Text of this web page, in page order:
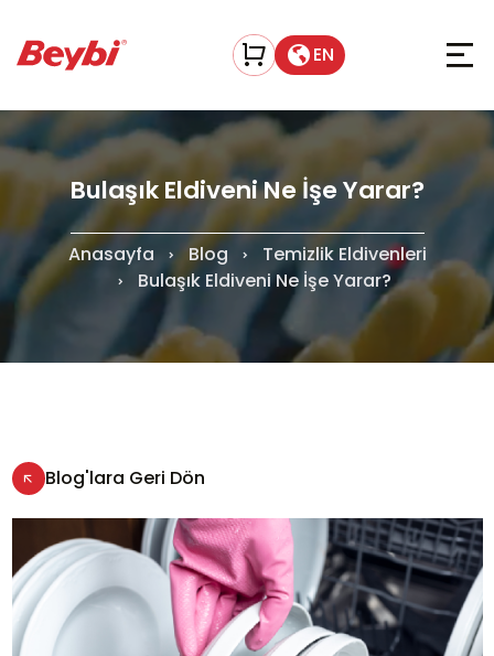
EN
Bulaşık Eldiveni Ne İşe Yarar?
Anasayfa Blog
Temizlik Eldivenleri
Bulaşık Eldiveni Ne İşe Yarar?
Blog'lara Geri Dön